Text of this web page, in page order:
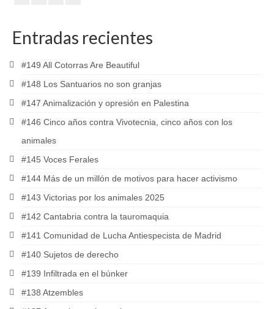
Entradas recientes
#149 All Cotorras Are Beautiful
#148 Los Santuarios no son granjas
#147 Animalización y opresión en Palestina
#146 Cinco años contra Vivotecnia, cinco años con los
animales
#145 Voces Ferales
#144 Más de un millón de motivos para hacer activismo
#143 Victorias por los animales 2025
#142 Cantabria contra la tauromaquia
#141 Comunidad de Lucha Antiespecista de Madrid
#140 Sujetos de derecho
#139 Infiltrada en el búnker
#138 Atzembles